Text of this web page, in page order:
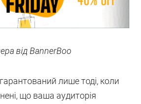
від BannerBoo
лише тоді, коли
що ваша аудиторія